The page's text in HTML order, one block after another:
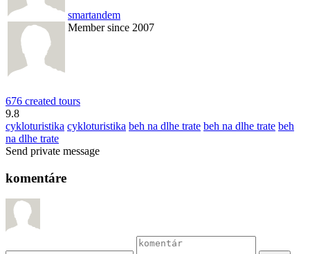
smartandem
Member since 2007
676 created tours
9.8
cykloturistika cykloturistika beh na dlhe trate beh na dlhe trate beh
na dlhe trate
Send private message
komentáre